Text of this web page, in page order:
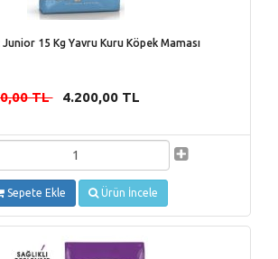
15 Kg Yavru Kuru Köpek Maması
TL- 4.200,00 TL
Sepete Ekle Ürün İncele